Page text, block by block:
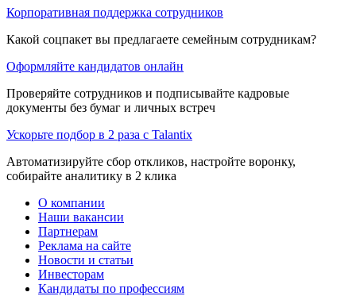
Корпоративная поддержка сотрудников
Какой соцпакет вы предлагаете семейным сотрудникам?
Оформляйте кандидатов онлайн
Проверяйте сотрудников и подписывайте кадровые
документы без бумаг и личных встреч
Ускорьте подбор в 2 раза с Talantix
Автоматизируйте сбор откликов, настройте воронку,
собирайте аналитику в 2 клика
О компании
Наши вакансии
Партнерам
Реклама на сайте
Новости и статьи
Инвесторам
Кандидаты по профессиям